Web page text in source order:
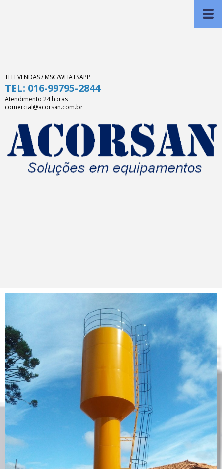
TELEVENDAS / MSG/WHATSAPP
TEL: 016-99795-2844
Atendimento 24 horas
comercial@acorsan.com.br